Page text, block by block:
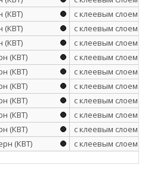
(КВТ) с клеевым слоем
(КВТ) с клеевым слоем
(КВТ) с клеевым слоем
(КВТ) с клеевым слоем
(КВТ) с клеевым слоем
(КВТ) с клеевым слоем
(КВТ) с клеевым слоем
(КВТ) с клеевым слоем
(КВТ) с клеевым слоем
(КВТ) с клеевым слоем